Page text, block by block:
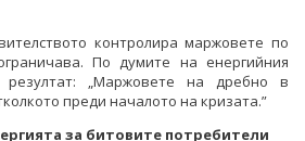
контролира маржовете по
По думите на енергийния
„Маржовете на дребно в
преди началото на кризата.”
за битовите потребители